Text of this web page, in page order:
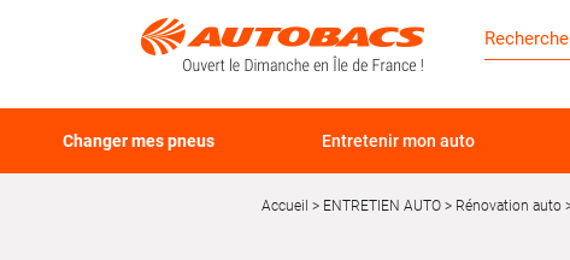
Changer mes pneus Entretenir mon auto
Accueil ENTRETIEN AUTO Rénovation auto